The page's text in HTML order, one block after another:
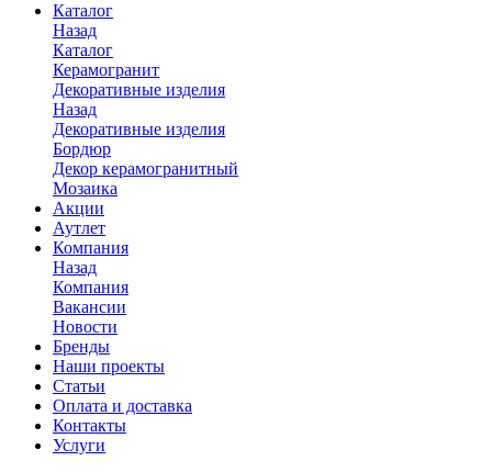
Каталог
Назад
Каталог
Керамогранит
Декоративные изделия
Назад
Декоративные изделия
Бордюр
Декор керамогранитный
Мозаика
Акции
Аутлет
Компания
Назад
Компания
Вакансии
Новости
Бренды
Наши проекты
Статьи
Оплата и доставка
Контакты
Услуги